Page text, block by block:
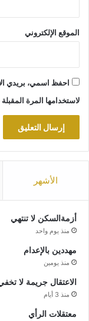
الموقع الإلكتروني
احفظ اسمي، بريدي
لاستخدامها المرة
الأشهر
أزمةالسكن لا تنتهي
منذ يوم واحد
مهددين بالإعدام
منذ يومين
الاعتقال جريمة لا
منذ 3 أيام
معتقلات الرأي